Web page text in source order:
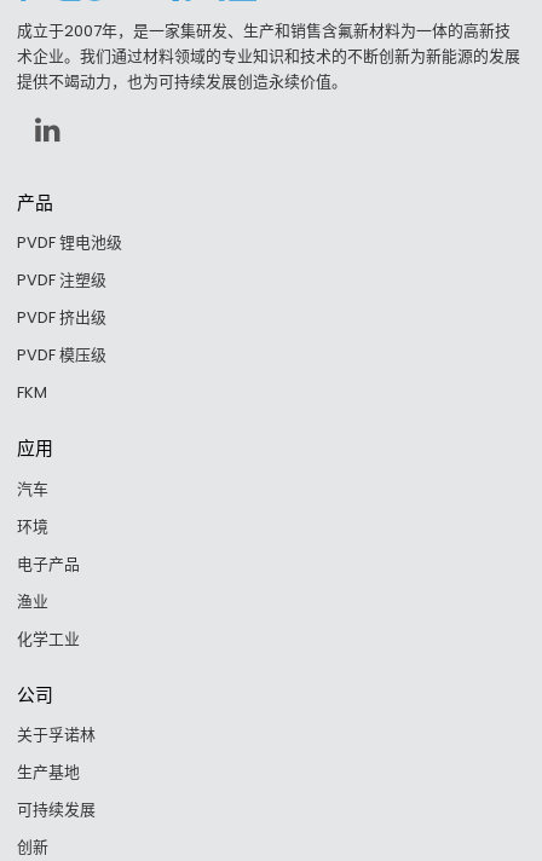
成立于2007年，是一家集研发、生产和销售含氟新材料为一体的高新技
术企业。我们通过材料领域的专业知识和技术的不断创新为新能源的发展
提供不竭动力，也为可持续发展创造永续价值。
产品
PVDF 锂电池级
PVDF 注塑级
PVDF 挤出级
PVDF 模压级
FKM
应用
汽车
环境
电子产品
渔业
化学工业
公司
关于孚诺林
生产基地
可持续发展
创新